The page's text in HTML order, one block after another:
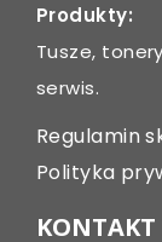
Produkty:
Tusze,
serwis.
Regulamin
Polityka